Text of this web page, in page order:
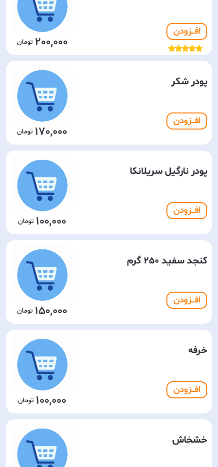
افـــزودن
200,000
پودر شکر
افـــزودن
170,000
پودر نارگیل سریلانکا
افـــزودن
100,000
کنجد سفید 250 گرم
افـــزودن
150,000
خرفه
افـــزودن
100,000
خشخاش